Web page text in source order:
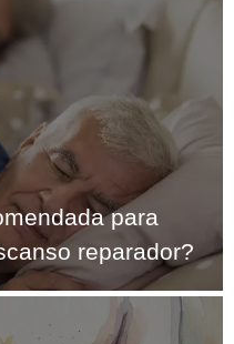
para
reparador?